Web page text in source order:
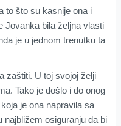
to što su kasnije ona i
Jovanka bila željna vlasti
je u jednom trenutku ta
zaštiti. U toj svojoj želji
Tako je došlo i do onog
je ona napravila sa
osiguranju da bi